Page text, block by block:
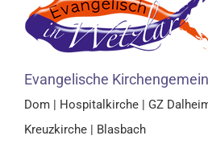
Evangelische
Dom | Hospitalkirche | GZ
Kreuzkirche | Blasbach